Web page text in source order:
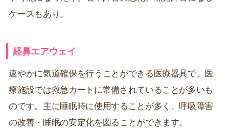
ケースもあり。
経鼻エアウェイ
速やかに気道確保を行うことができる医療器具で、医
療施設では救急カートに常備されていることが多いも
のです。主に睡眠時に使用することが多く、呼吸障害
の改善・睡眠の安定化を図ることができます。